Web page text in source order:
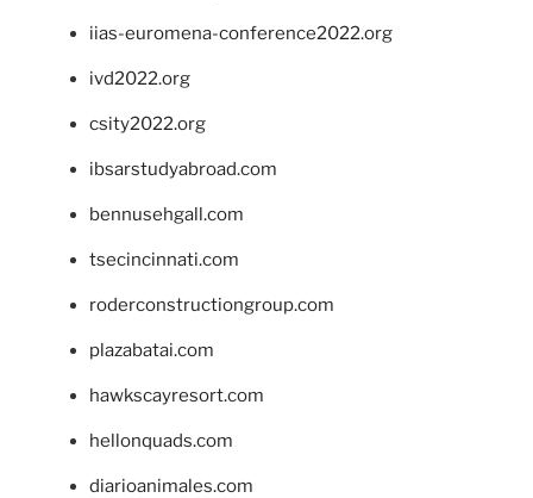
iias-euromena-conference2022.org
ivd2022.org
csity2022.org
ibsarstudyabroad.com
bennusehgall.com
tsecincinnati.com
roderconstructiongroup.com
plazabatai.com
hawkscayresort.com
hellonquads.com
diarioanimales.com